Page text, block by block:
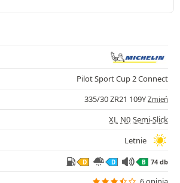
Pilot Sport Cup 2 Connect
335/30 ZR21 109Y Zmień
XL N0 Semi-Slick
Letnie
D D B 74 db